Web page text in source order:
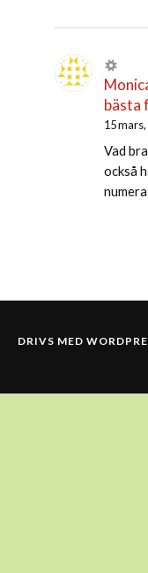
bästa
15
Vad
också
DRIVS MED